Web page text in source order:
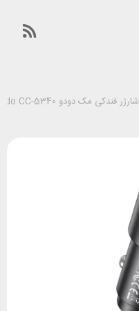
شارژر فندکی مک دودو Mcdodo CC-5340 توان 45 وات